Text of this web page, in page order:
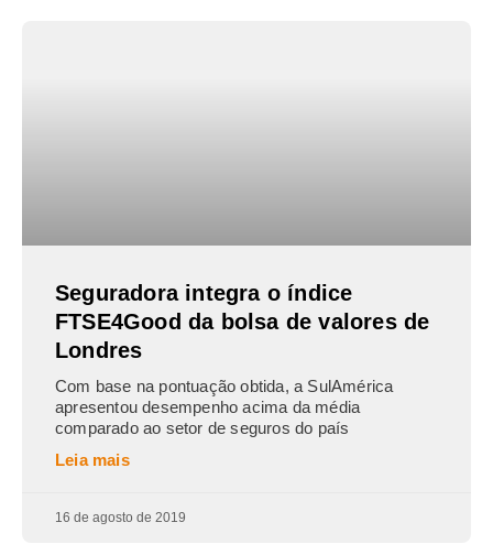
Seguradora integra o índice
FTSE4Good da bolsa de valores de
Londres
Com base na pontuação obtida, a SulAmérica
apresentou desempenho acima da média
comparado ao setor de seguros do país
Leia mais
16 de agosto de 2019